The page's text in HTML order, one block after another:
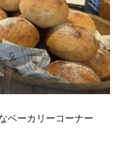
ベーカリーコーナー